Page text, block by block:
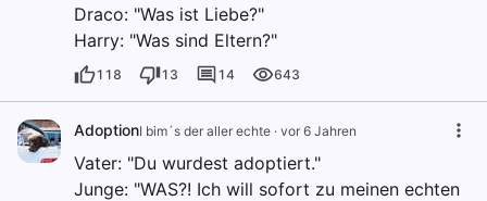
Draco: "Was ist Liebe?"
Harry: "Was sind Eltern?"
118 13 14 643
AdoptionI bim´s der aller echte · vor 6 Jahren
Vater: "Du wurdest adoptiert."
Junge: "WAS?! Ich will sofort zu meinen echten